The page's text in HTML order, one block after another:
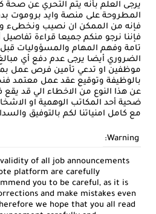
يرجى العلم بأنه يتم التحري عن صحة
المطروحة على منصة وايد بروموت
فإنه من الممكن ان نصيب ونخطىء
فإننا نرجو منكم جميعا قراءة
تامة وفهم المهام والمسؤوليات قبل
الضروري أيضا يرجى عدم دفع أي
موظفين او تدعي تأمين فرص عمل
بالوظيفة وتوقيع عقد عمل معتمد
عن هذا النوع من الاخطاء الي قد
ضحية أحد المكاتب الوهمية او
مع كامل امنياتنا لكم بالتوفيق
Warning:
of all job announcements
platform are carefully
you to be careful, as it is
and make mistakes even
we hope that you all read